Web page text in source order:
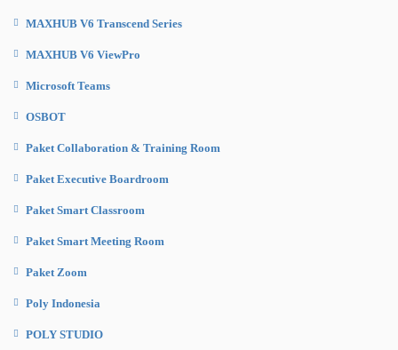
MAXHUB V6 Transcend Series
MAXHUB V6 ViewPro
Microsoft Teams
OSBOT
Paket Collaboration & Training Room
Paket Executive Boardroom
Paket Smart Classroom
Paket Smart Meeting Room
Paket Zoom
Poly Indonesia
POLY STUDIO